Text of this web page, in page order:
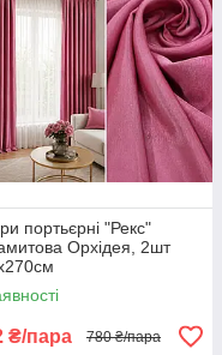
портьєрні "Рекс"
Орхідея, 2шт
₴/пара 780 ₴/пара